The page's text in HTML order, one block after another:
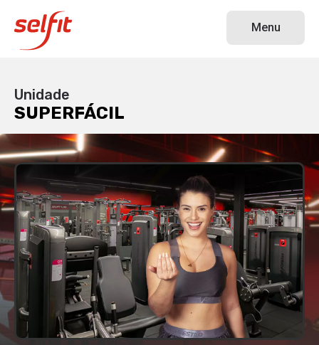
Menu
Unidade
SUPERFÁCIL